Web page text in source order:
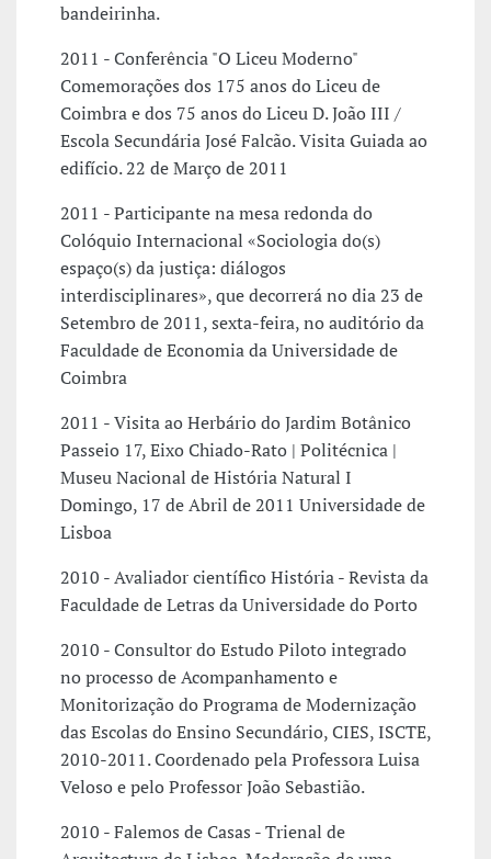
bandeirinha.
2011 - Conferência "O Liceu Moderno"
Comemorações dos 175 anos do Liceu de
Coimbra e dos 75 anos do Liceu D. João III /
Escola Secundária José Falcão. Visita Guiada ao
edifício. 22 de Março de 2011
2011 - Participante na mesa redonda do
Colóquio Internacional «Sociologia do(s)
espaço(s) da justiça: diálogos
interdisciplinares», que decorrerá no dia 23 de
Setembro de 2011, sexta-feira, no auditório da
Faculdade de Economia da Universidade de
Coimbra
2011 - Visita ao Herbário do Jardim Botânico
Passeio 17, Eixo Chiado-Rato | Politécnica |
Museu Nacional de História Natural I
Domingo, 17 de Abril de 2011 Universidade de
Lisboa
2010 - Avaliador científico História - Revista da
Faculdade de Letras da Universidade do Porto
2010 - Consultor do Estudo Piloto integrado
no processo de Acompanhamento e
Monitorização do Programa de Modernização
das Escolas do Ensino Secundário, CIES, ISCTE,
2010-2011. Coordenado pela Professora Luisa
Veloso e pelo Professor João Sebastião.
2010 - Falemos de Casas - Trienal de